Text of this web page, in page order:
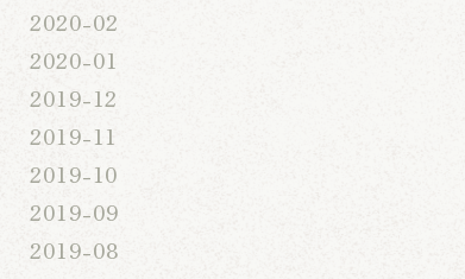
2020-02
2020-01
2019-12
2019-11
2019-10
2019-09
2019-08